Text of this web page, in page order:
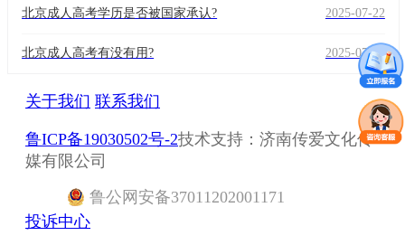
北京成人高考学历是否被国家承认? 2025-07-22
北京成人高考有没有用? 2025-07-18
关于我们 联系我们
鲁ICP备19030502号-2技术支持：济南传爱文化传
媒有限公司
鲁公网安备37011202001171
投诉中心